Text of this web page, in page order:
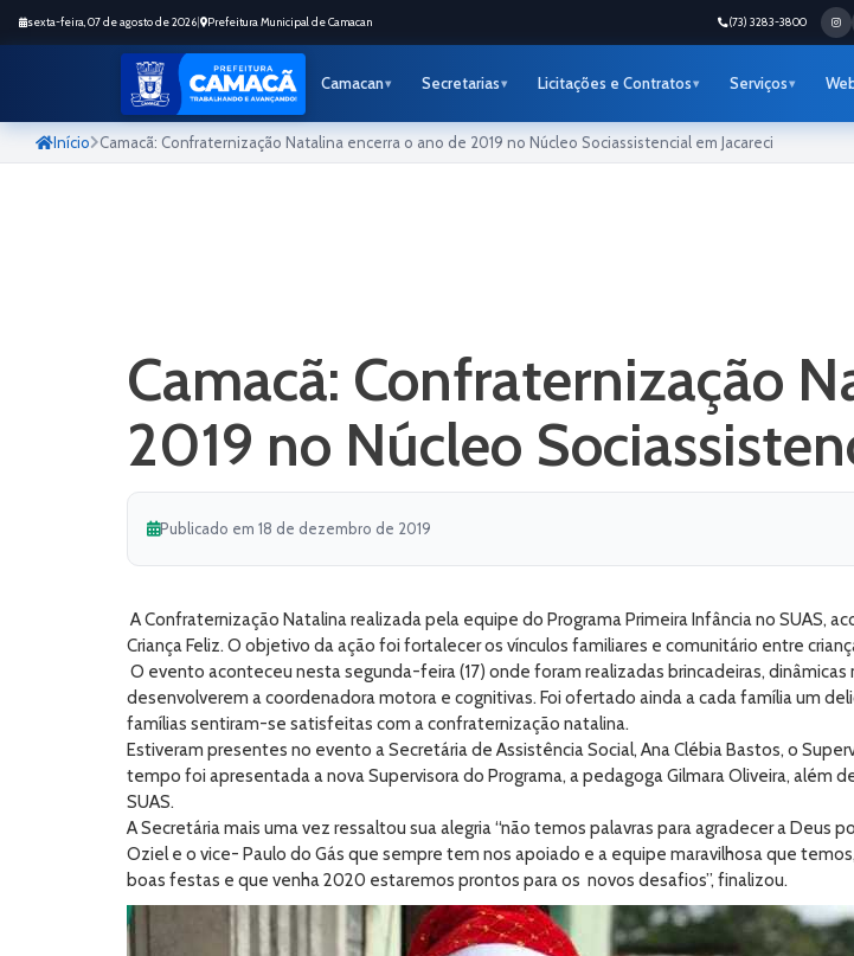
sexta-feira, 07 de agosto de 2026 Prefeitura Municipal de Camacan (73) 3283-3800
Camacan Secretarias Licitações e Contratos Serviços
Início Camacã: Confraternização Natalina encerra o ano de 2019 no Núcleo Sociassistencial em Jacareci
Camacã: Confraternização
2019 no Núcleo
Publicado em 18 de dezembro de 2019
A Confraternização Natalina realizada pela equipe do Programa Primeira Infância no SUAS,
Criança Feliz. O objetivo da ação foi fortalecer os vínculos familiares e comunitário entre
O evento aconteceu nesta segunda-feira (17) onde foram realizadas brincadeiras,
desenvolverem a coordenadora motora e cognitivas. Foi ofertado ainda a cada família um
famílias sentiram-se satisfeitas com a confraternização natalina.
Estiveram presentes no evento a Secretária de Assistência Social, Ana Clébia Bastos, o
tempo foi apresentada a nova Supervisora do Programa, a pedagoga Gilmara Oliveira,
SUAS.
A Secretária mais uma vez ressaltou sua alegria “não temos palavras para agradecer a
Oziel e o vice- Paulo do Gás que sempre tem nos apoiado e a equipe maravilhosa que
boas festas e que venha 2020 estaremos prontos para os novos desafios”, finalizou.